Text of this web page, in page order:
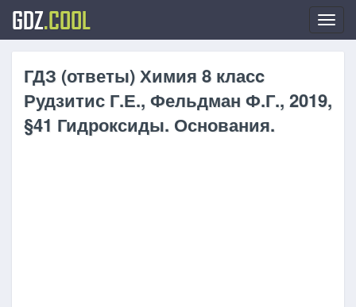
GDZ.COOL
ГДЗ (ответы) Химия 8 класc
Рудзитис Г.Е., Фельдман Ф.Г., 2019,
§41 Гидроксиды. Основания.